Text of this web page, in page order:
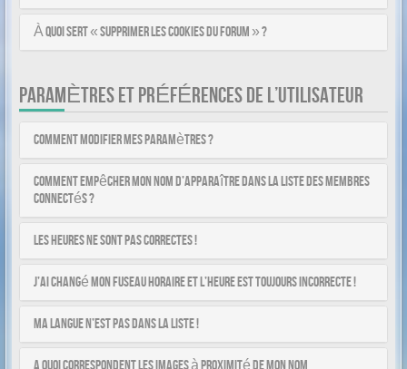
À quoi sert « Supprimer les cookies du forum » ?
PARAMÈTRES ET PRÉFÉRENCES DE L’UTILISATEUR
Comment modifier mes paramètres ?
Comment empêcher mon nom d’apparaître dans la liste des membres
connectés ?
Les heures ne sont pas correctes !
J’ai changé mon fuseau horaire et l’heure est toujours incorrecte !
Ma langue n’est pas dans la liste !